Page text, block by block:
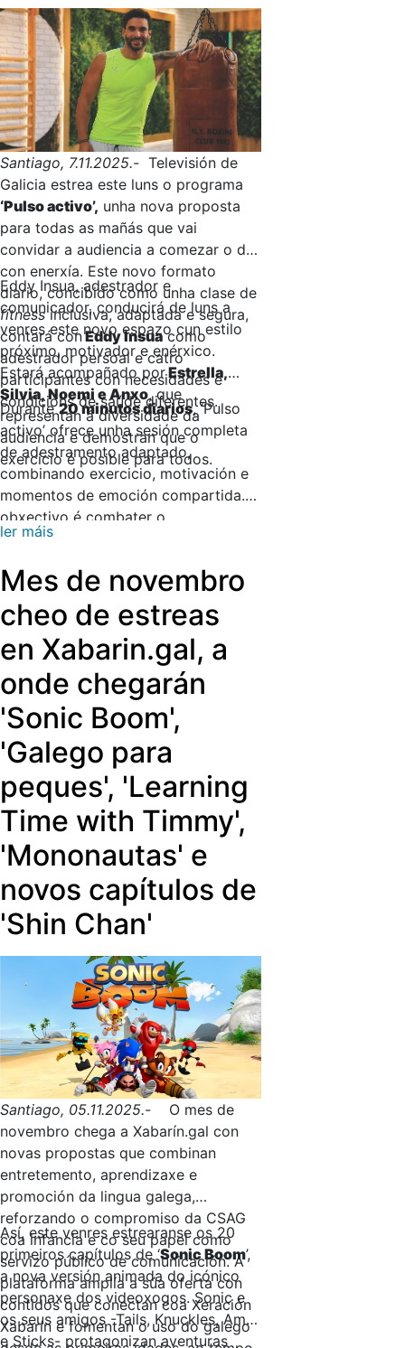
Santiago, 7.11.2025.- Televisión de
Galicia estrea este luns o programa
‘Pulso activo’, unha nova proposta
para todas as mañás que vai
convidar a audiencia a comezar o día
con enerxía. Este novo formato
diario, concibido como unha clase de
fitnessinclusiva, adaptada e segura,
contará conEddy Insuacomo
adestrador persoal e catro
participantes con necesidades e
condicións de saúde diferentes.
Eddy Insua, adestrador e
comunicador, conducirá de luns a
venres este novo espazo cun estilo
próximo, motivador e enérxico.
Estará acompañado porEstrella,
Silvia, Noemi e Anxo, que
representan á diversidade da
audiencia e demostran que o
exercicio é posible para todos.
Durante20 minutos diarios, ‘Pulso
activo’ ofrece unha sesión completa
de adestramento adaptado,
combinando exercicio, motivación e
momentos de emoción compartida. O
obxectivo é combater o
sedentarismo, mellorar a mobilidade,
emocional. Con este espazo,
producido por La Región Televisión,
Televisión de Galicia propón unha
cita coa saúde, coa enerxía e co
movemento.
ler máis
Mes de novembro
cheo de estreas
en Xabarin.gal, a
onde chegarán
'Sonic Boom',
'Galego para
peques', 'Learning
Time with Timmy',
'Mononautas' e
novos capítulos de
'Shin Chan'
Santiago, 05.11.2025.- O mes de
novembro chega a Xabarín.gal con
novas propostas que combinan
entretemento, aprendizaxe e
promoción da lingua galega,
reforzando o compromiso da CSAG
coa infancia e co seu papel como
servizo público de comunicación. A
plataforma amplía a súa oferta con
contidos que conectan coa Xeración
Xabarín e fomentan o uso do galego
Así, este venres estrearanse os 20
primeiros capítulos de ‘Sonic Boom’,
a nova versión animada do icónico
personaxe dos videoxogos. Sonic e
os seus amigos -Tails, Knuckles, Amy
e Sticks- protagonizan aventuras